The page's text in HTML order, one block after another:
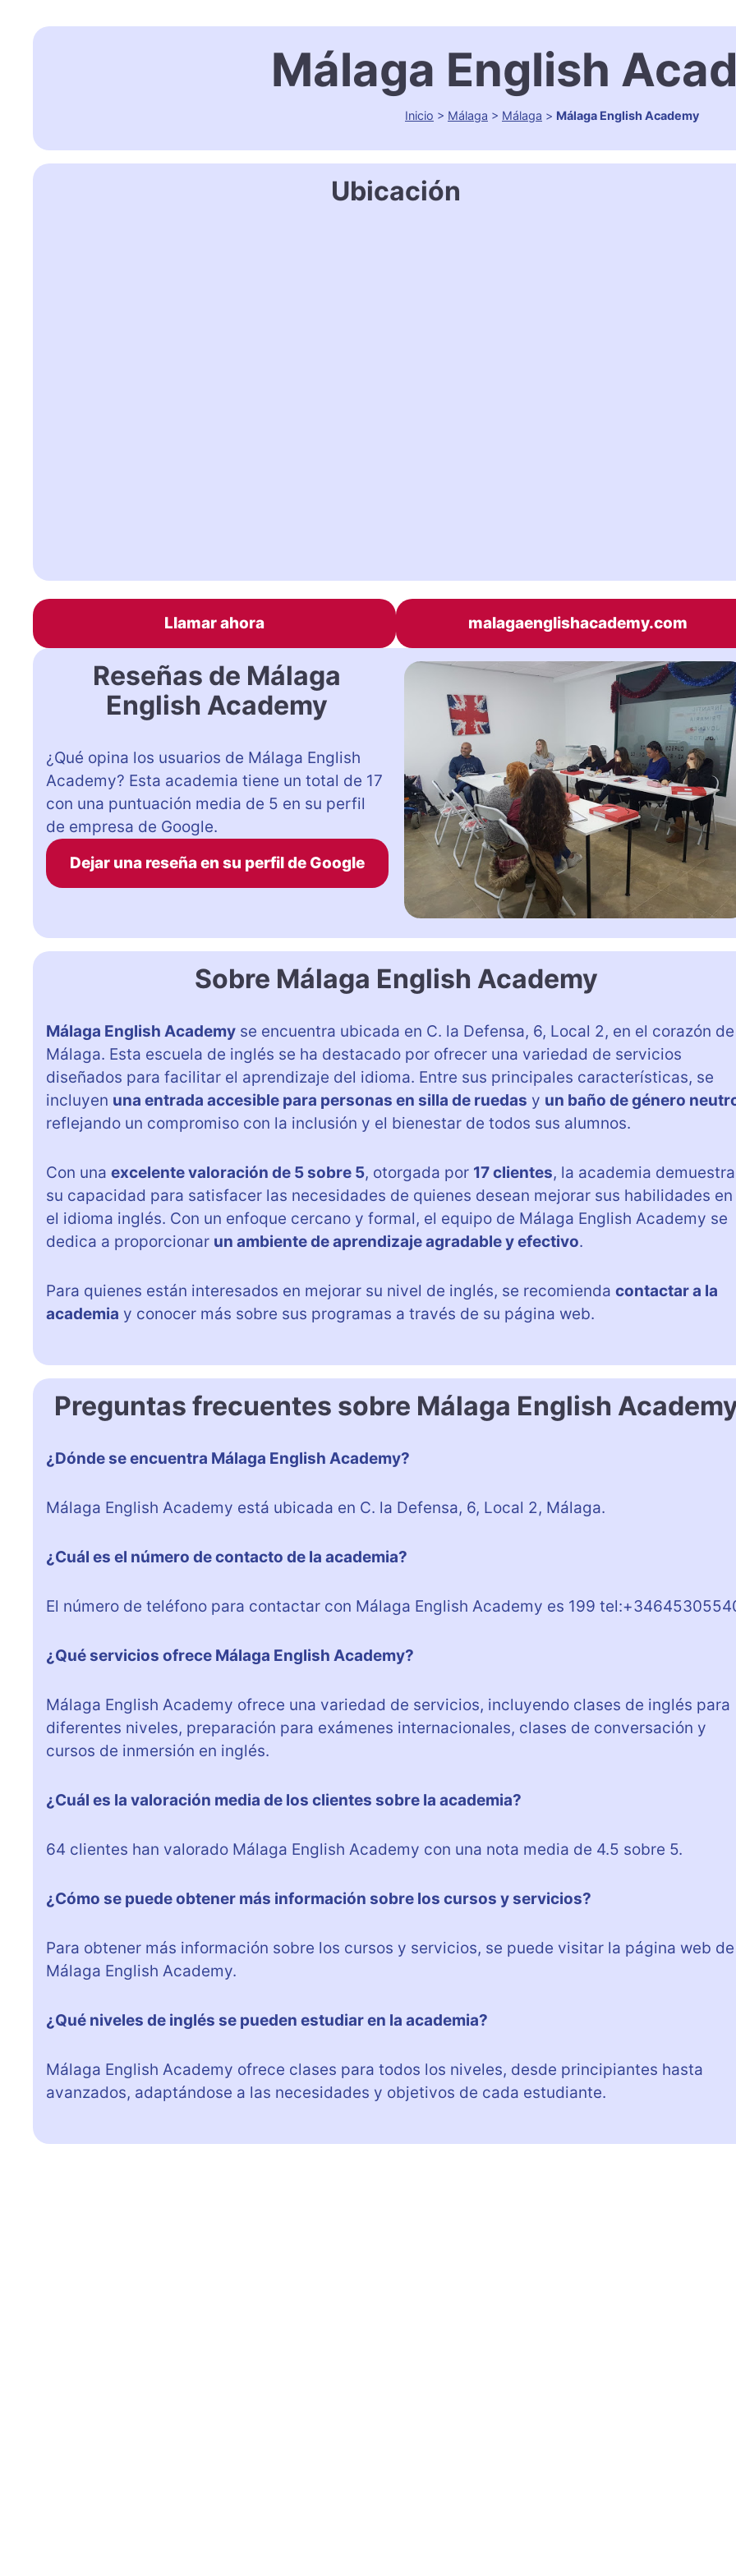
Málaga English
Inicio > Málaga > Málaga > Málaga English Academy
Ubicación
Llamar ahora malagaenglishacademy.com
Reseñas de Málaga
English Academy
¿Qué opina los usuarios de Málaga English
Academy? Esta academia tiene un total de 17
con una puntuación media de 5 en su perfil
de empresa de Google.
Dejar una reseña en su perfil de Google
Sobre Málaga English Academy
Málaga English Academy se encuentra ubicada en C. la Defensa, 6, Local 2, en el corazón de
Málaga. Esta escuela de inglés se ha destacado por ofrecer una variedad de servicios
diseñados para facilitar el aprendizaje del idioma. Entre sus principales características, se
incluyen una entrada accesible para personas en silla de ruedas y un baño de género
reflejando un compromiso con la inclusión y el bienestar de todos sus alumnos.
Con una excelente valoración de 5 sobre 5, otorgada por 17 clientes, la academia demuestra
su capacidad para satisfacer las necesidades de quienes desean mejorar sus habilidades en
el idioma inglés. Con un enfoque cercano y formal, el equipo de Málaga English Academy se
dedica a proporcionar un ambiente de aprendizaje agradable y efectivo.
Para quienes están interesados en mejorar su nivel de inglés, se recomienda contactar a la
academia y conocer más sobre sus programas a través de su página web.
Preguntas frecuentes sobre Málaga English
¿Dónde se encuentra Málaga English Academy?
Málaga English Academy está ubicada en C. la Defensa, 6, Local 2, Málaga.
¿Cuál es el número de contacto de la academia?
El número de teléfono para contactar con Málaga English Academy es 199
¿Qué servicios ofrece Málaga English Academy?
Málaga English Academy ofrece una variedad de servicios, incluyendo clases de inglés para
diferentes niveles, preparación para exámenes internacionales, clases de conversación y
cursos de inmersión en inglés.
¿Cuál es la valoración media de los clientes sobre la academia?
64 clientes han valorado Málaga English Academy con una nota media de 4.5 sobre 5.
¿Cómo se puede obtener más información sobre los cursos y servicios?
Para obtener más información sobre los cursos y servicios, se puede visitar la página web de
Málaga English Academy.
¿Qué niveles de inglés se pueden estudiar en la academia?
Málaga English Academy ofrece clases para todos los niveles, desde principiantes hasta
avanzados, adaptándose a las necesidades y objetivos de cada estudiante.